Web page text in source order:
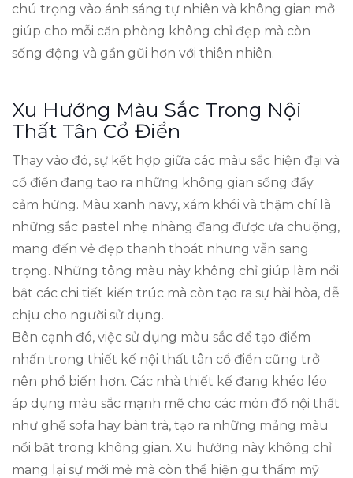
chú trọng vào ánh sáng tự nhiên và không gian mở
giúp cho mỗi căn phòng không chỉ đẹp mà còn
sống động và gần gũi hơn với thiên nhiên.
Xu Hướng Màu Sắc Trong Nội
Thất Tân Cổ Điển
Thay vào đó, sự kết hợp giữa các màu sắc hiện đại và
cổ điển đang tạo ra những không gian sống đầy
cảm hứng. Màu xanh navy, xám khói và thậm chí là
những sắc pastel nhẹ nhàng đang được ưa chuộng,
mang đến vẻ đẹp thanh thoát nhưng vẫn sang
trọng. Những tông màu này không chỉ giúp làm nổi
bật các chi tiết kiến trúc mà còn tạo ra sự hài hòa, dễ
chịu cho người sử dụng.
Bên cạnh đó, việc sử dụng màu sắc để tạo điểm
nhấn trong thiết kế nội thất tân cổ điển cũng trở
nên phổ biến hơn. Các nhà thiết kế đang khéo léo
áp dụng màu sắc mạnh mẽ cho các món đồ nội thất
như ghế sofa hay bàn trà, tạo ra những mảng màu
nổi bật trong không gian. Xu hướng này không chỉ
mang lại sự mới mẻ mà còn thể hiện gu thẩm mỹ